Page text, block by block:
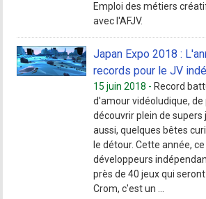
Emploi des métiers
avec l'AFJV.
Japan Expo 2018 :
records pour le JV indé
15 juin 2018 - Record
d'amour vidéoludique, de
découvrir plein de supers
aussi, quelques bêtes
le détour. Cette année,
développeurs
près de 40 jeux qui
Crom, c'est un ...